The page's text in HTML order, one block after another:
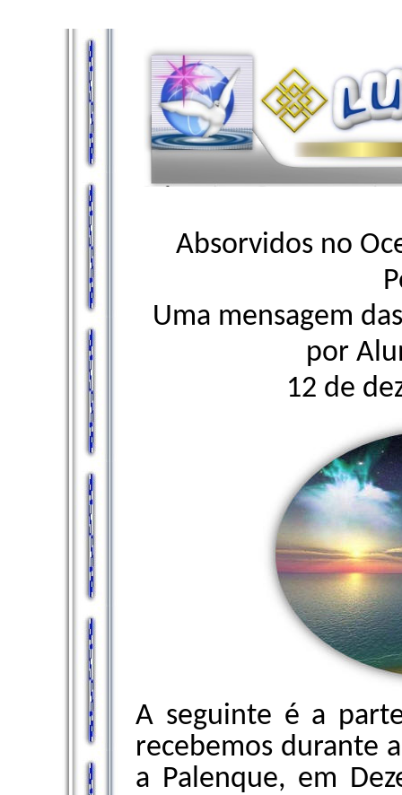
Absorvidos no
Uma mensagem
por
12 de
A seguinte é a
recebemos durante
a Palenque, em